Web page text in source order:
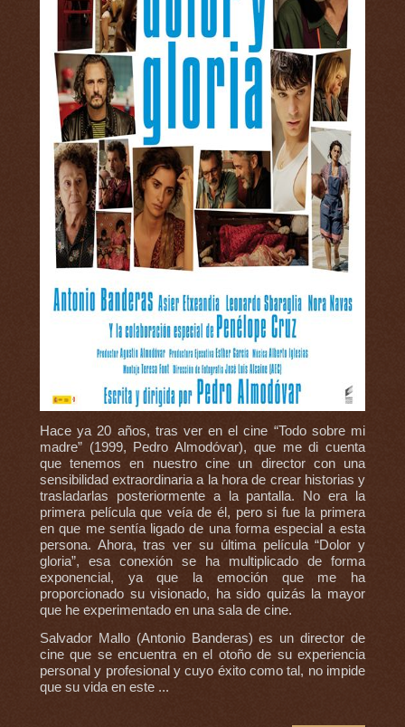
Hace ya 20 años, tras ver en el cine “Todo sobre mi
madre” (1999, Pedro Almodóvar), que me di cuenta
que tenemos en nuestro cine un director con una
sensibilidad extraordinaria a la hora de crear historias y
trasladarlas posteriormente a la pantalla. No era la
primera película que veía de él, pero si fue la primera
en que me sentía ligado de una forma especial a esta
persona. Ahora, tras ver su última película “Dolor y
gloria”, esa conexión se ha multiplicado de forma
exponencial, ya que la emoción que me ha
proporcionado su visionado, ha sido quizás la mayor
que he experimentado en una sala de cine.
Salvador Mallo (Antonio Banderas) es un director de
cine que se encuentra en el otoño de su experiencia
personal y profesional y cuyo éxito como tal, no impide
que su vida en este ...